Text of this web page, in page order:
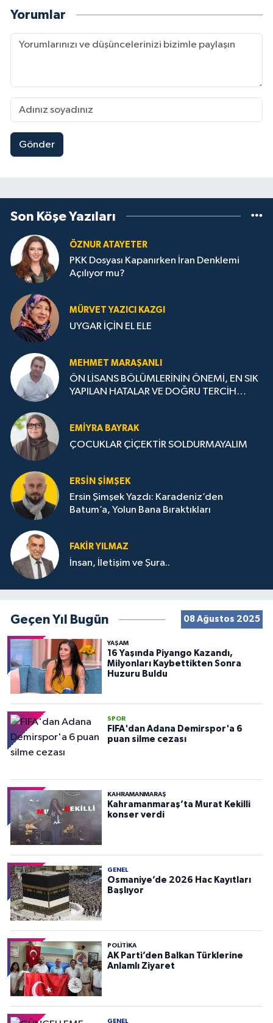
Yorumlar
Gönder
Son Köşe Yazıları
ÖZNUR ATAYETER
PKK Dosyası Kapanırken İran Denklemi
Açılıyor mu?
MÜRVET YAZICI KAZGI
UYGAR İÇİN EL ELE
MEHMET MARAŞANLI
ÖN LİSANS BÖLÜMLERİNİN ÖNEMİ, EN SIK
YAPILAN HATALAR VE DOĞRU TERCİH
EMIYRA BAYRAK
ÇOCUKLAR ÇİÇEKTİR SOLDURMAYALIM
ERSIN ŞIMŞEK
Ersin Şimşek Yazdı: Karadeniz’den
Batum’a, Yolun Bana Bıraktıkları
FAKIR YILMAZ
İnsan, İletişim ve Şura..
Geçen Yıl Bugün 08 Ağustos 2025
YAŞAM
16 Yaşında Piyango Kazandı,
Milyonları Kaybettikten Sonra
Huzuru Buldu
SPOR
FIFA'dan Adana Demirspor'a 6
puan silme cezası
KAHRAMANMARAŞ
Kahramanmaraş’ta Murat Kekilli
konser verdi
GENEL
Osmaniye’de 2026 Hac Kayıtları
Başlıyor
POLITIKA
AK Parti’den Balkan Türklerine
Anlamlı Ziyaret
GENEL